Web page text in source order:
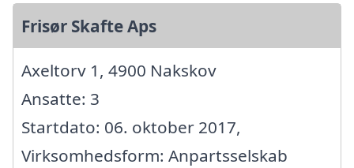
Frisør Skafte Aps
Axeltorv 1, 4900 Nakskov
Ansatte: 3
Startdato: 06. oktober 2017,
Virksomhedsform: Anpartsselskab